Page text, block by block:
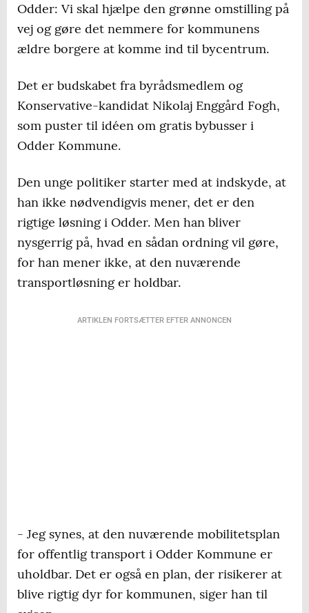
Odder: Vi skal hjælpe den grønne omstilling på
vej og gøre det nemmere for kommunens
ældre borgere at komme ind til bycentrum.
Det er budskabet fra byrådsmedlem og
Konservative-kandidat Nikolaj Enggård Fogh,
som puster til idéen om gratis bybusser i
Odder Kommune.
Den unge politiker starter med at indskyde, at
han ikke nødvendigvis mener, det er den
rigtige løsning i Odder. Men han bliver
nysgerrig på, hvad en sådan ordning vil gøre,
for han mener ikke, at den nuværende
transportløsning er holdbar.
ARTIKLEN FORTSÆTTER EFTER ANNONCEN
- Jeg synes, at den nuværende mobilitetsplan
for offentlig transport i Odder Kommune er
uholdbar. Det er også en plan, der risikerer at
blive rigtig dyr for kommunen, siger han til